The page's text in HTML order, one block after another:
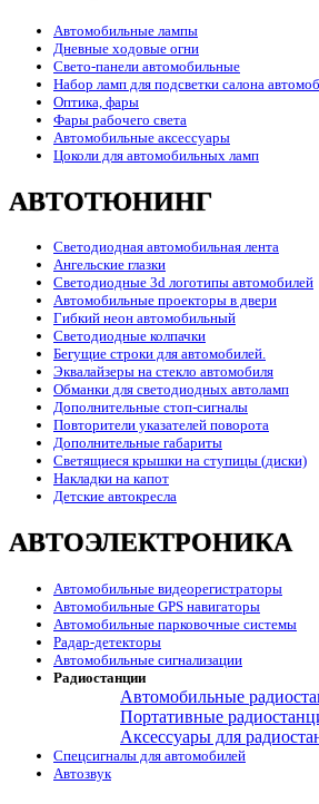
Автомобильные лампы
Дневные ходовые огни
Свето-панели автомобильные
Набор ламп для подсветки салона
Оптика, фары
Фары рабочего света
Автомобильные аксессуары
Цоколи для автомобильных ламп
АВТОТЮНИНГ
Светодиодная автомобильная лента
Ангельские глазки
Светодиодные 3d логотипы автомобилей
Автомобильные проекторы в двери
Гибкий неон автомобильный
Светодиодные колпачки
Бегущие строки для автомобилей.
Эквалайзеры на стекло автомобиля
Обманки для светодиодных автоламп
Дополнительные стоп-сигналы
Повторители указателей поворота
Дополнительные габариты
Светящиеся крышки на ступицы (диски)
Накладки на капот
Детские автокресла
АВТОЭЛЕКТРОНИКА
Автомобильные видеорегистраторы
Автомобильные GPS навигаторы
Автомобильные парковочные системы
Радар-детекторы
Автомобильные сигнализации
Радиостанции
Автомобильные
Портативные
Аксессуары для
Спецсигналы для автомобилей
Автозвук